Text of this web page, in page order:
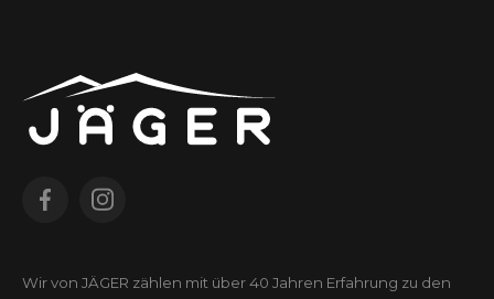
Wir von JÄGER zählen mit über 40 Jahren Erfahrung zu den